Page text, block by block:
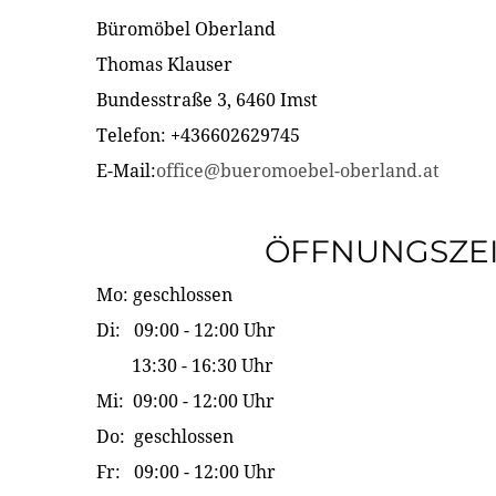
Büromöbel Oberland
Thomas Klauser
Bundesstraße 3, 6460 Imst
Telefon: +436602629745
E-Mail:office@bueromoebel-oberland.at
Mo: geschlossen
Di: 09:00 - 12:00 Uhr
13:30 - 16:30 Uhr
Mi: 09:00 - 12:00 Uhr
Do: geschlossen
Fr: 09:00 - 12:00 Uhr